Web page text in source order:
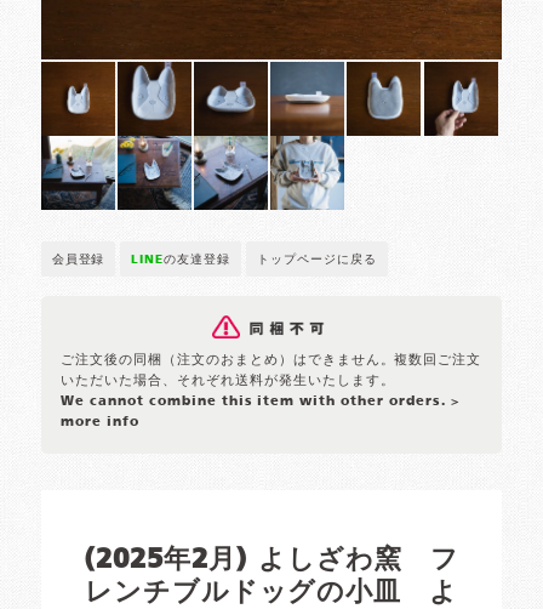
会員登録 LINEの友達登録 トップページに戻る
ご注文後の同梱（注文のおまとめ）はできません。複数回ご注文
いただいた場合、それぞれ送料が発生いたします。
We cannot combine this item with other orders. >
more info
(2025年2月) よしざわ窯 フ
レンチブルドッグの小皿 よ